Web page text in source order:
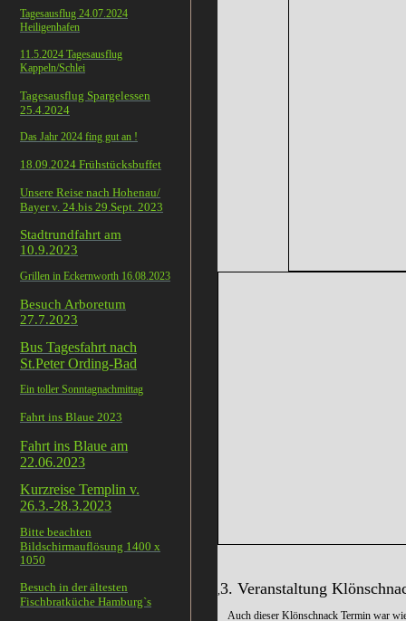
Tagesausflug 24.07.2024
Heiligenhafen
11.5.2024 Tagesausflug
Kappeln/Schlei
Tagesausflug Spargelessen
25.4.2024
Das Jahr 2024 fing gut an !
18.09.2024 Frühstücksbuffet
Unsere Reise nach Hohenau/
Bayer v. 24.bis 29.Sept. 2023
Stadtrundfahrt am
10.9.2023
Grillen in Eckernworth 16.08.2023
Besuch Arboretum
27.7.2023
Bus Tagesfahrt nach
St.Peter Ording-Bad
Ein toller Sonntagnachmittag
Fahrt ins Blaue 2023
Fahrt ins Blaue am
22.06.2023
Kurzreise Templin v.
26.3.-28.3.2023
Bitte beachten
Bildschirmauflösung 1400 x
1050
Besuch in der ältesten
Fischbratküche Hamburg`s
,3. Veranstaltung
Auch dieser Klönschnack Termin war